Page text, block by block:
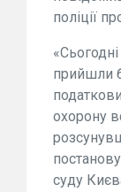
поліції
прийшли
охорону
суду